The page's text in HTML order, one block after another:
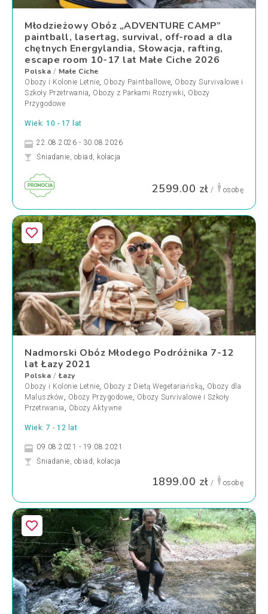
Młodzieżowy Obóz „ADVENTURE CAMP”
paintball, lasertag, survival, off-road a dla
chętnych Energylandia, Słowacja, rafting,
escape room 10-17 lat Małe Ciche 2026
Polska / Małe Ciche
Obozy i Kolonie Letnie, Obozy Paintballowe, Obozy Survivalowe i
Szkoły Przetrwania, Obozy z Parkami Rozrywki, Obozy
Przygodowe
Wiek: 10 - 17 lat
22.08.2026 - 30.08.2026
Śniadanie, obiad, kolacja
2599.00 zł / osobę
Nadmorski Obóz Młodego Podróżnika 7-12
lat Łazy 2021
Polska /Łazy
Obozy i Kolonie Letnie, Obozy z Dietą Wegetariańską, Obozy dla
Maluszków, Obozy Przygodowe, Obozy Survivalowe i Szkoły
Przetrwania , Obozy Aktywne
Wiek: 7 - 12 lat
09.08.2021 - 19.08.2021
Śniadanie, obiad, kolacja
1899.00 zł / osobę